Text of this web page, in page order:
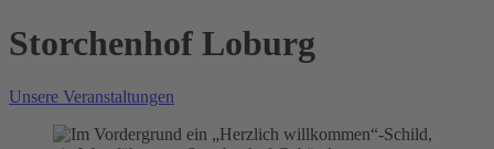
Storchenhof Loburg
Unsere Veranstaltungen